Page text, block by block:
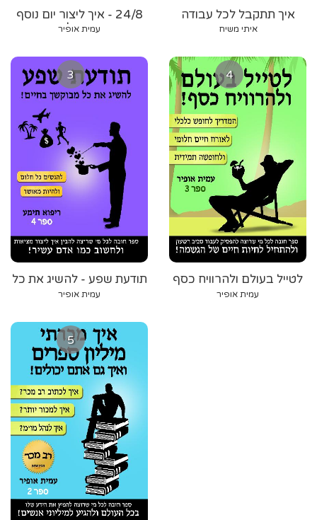
24/8 - איך ליצור יום נוסף
בשבוע ולהיות
עמית אופיר
איך תתקבל לכל עבודה
שתרצה
איתי משיח
3
תודעת שפע - להשיג את כל
מבוקשך בחיים
עמית אופיר
4
לטייל בעולם ולהרוויח כסף
עמית אופיר
5